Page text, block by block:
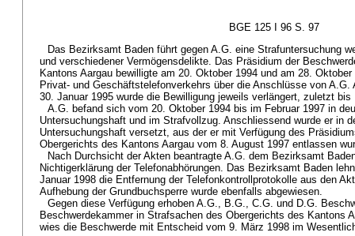
BGE 125 I 96 S. 97
Das Bezirksamt Baden führt gegen A.G. eine Strafuntersuchung
und verschiedener Vermögensdelikte. Das Präsidium der
Kantons Aargau bewilligte am 20. Oktober 1994 und am 28.
Privat- und Geschäftstelefonverkehrs über die Anschlüsse von A.G.
30. Januar 1995 wurde die Bewilligung jeweils verlängert, zuletzt bis
A.G. befand sich vom 20. Oktober 1994 bis im Februar 1997 in
Untersuchungshaft und im Strafvollzug. Anschliessend wurde er in
Untersuchungshaft versetzt, aus der er mit Verfügung des
Obergerichts des Kantons Aargau vom 8. August 1997 entlassen
Nach Durchsicht der Akten beantragte A.G. dem Bezirksamt
Nichtigerklärung der Telefonabhörungen. Das Bezirksamt Baden
Januar 1998 die Entfernung der Telefonkontrollprotokolle aus den
Aufhebung der Grundbuchsperre wurde ebenfalls abgewiesen.
Gegen diese Verfügung erhoben A.G., B.G., C.G. und D.G.
Beschwerdekammer in Strafsachen des Obergerichts des Kantons
wies die Beschwerde mit Entscheid vom 9. März 1998 im